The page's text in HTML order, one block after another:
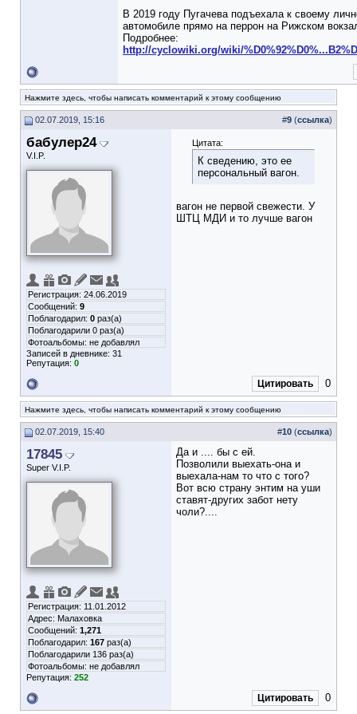
В 2019 году Пугачева подъехала к своему
автомобиле прямо на перрон на Рижском
Подробнее:
http://cyclowiki.org/wiki/
Нажмите здесь, чтобы написать комментарий к этому сообщению
02.07.2019, 15:16 #9 (ссылка)
бабулер24
V.I.P.
Регистрация: 24.06.2019
Сообщений: 9
Поблагодарил: 0 раз(а)
Поблагодарили 0 раз(а)
Фотоальбомы: не добавлял
Записей в дневнике: 31
Репутация: 0
Цитата:
К сведению, это ее
персональный вагон.
вагон не первой свежести. У
ШТЦ МДИ и то лучше вагон
Цитировать 0
Нажмите здесь, чтобы написать комментарий к этому сообщению
02.07.2019, 15:40 #10 (ссылка)
17845
Super V.I.P.
Регистрация: 11.01.2012
Адрес: Малаховка
Сообщений: 1,271
Поблагодарил: 167 раз(а)
Поблагодарили 136 раз(а)
Фотоальбомы: не добавлял
Репутация: 252
Да и .... бы с ей.
Позволили выехать-она и
выехала-нам то что с того?
Вот всю страну энтим на уши
ставят-других забот нету
чоли?....
Цитировать 0